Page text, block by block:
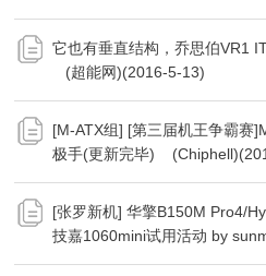
它也有垂直结构，乔思伯VR1
(超能网)(2016-5-13)
[M-ATX组] [第三届机王争霸
极手(更新完毕)
[张罗新机] 华擎B150M Pro4/
技嘉1060mini试用活动 by